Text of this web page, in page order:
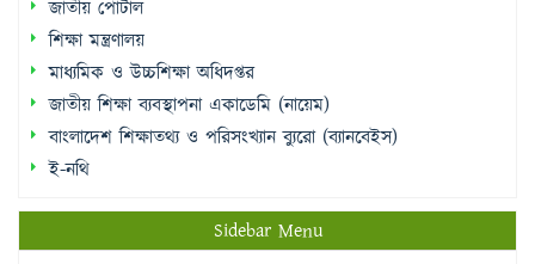
জাতীয় শিক্ষা ব্যবস্থাপনা একাডেমি (নায়েম)
বাংলাদেশ শিক্ষাতথ্য ও পরিসংখ্যান ব্যুরো (ব্যানবেইস)
ই-নথি
Sidebar Menu
Student Log in